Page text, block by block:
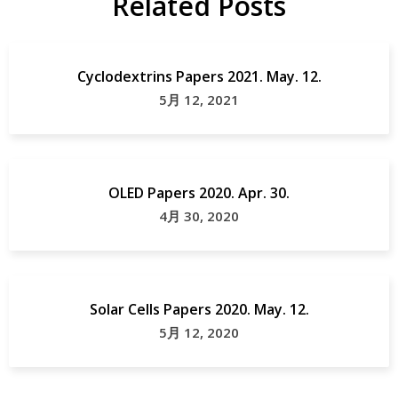
Cyclodextrins Papers 2021. May. 12.
5月 12, 2021
OLED Papers 2020. Apr. 30.
4月 30, 2020
Solar Cells Papers 2020. May. 12.
5月 12, 2020